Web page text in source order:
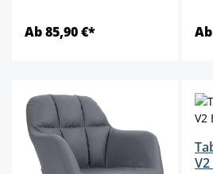
Ab 85,90 €*